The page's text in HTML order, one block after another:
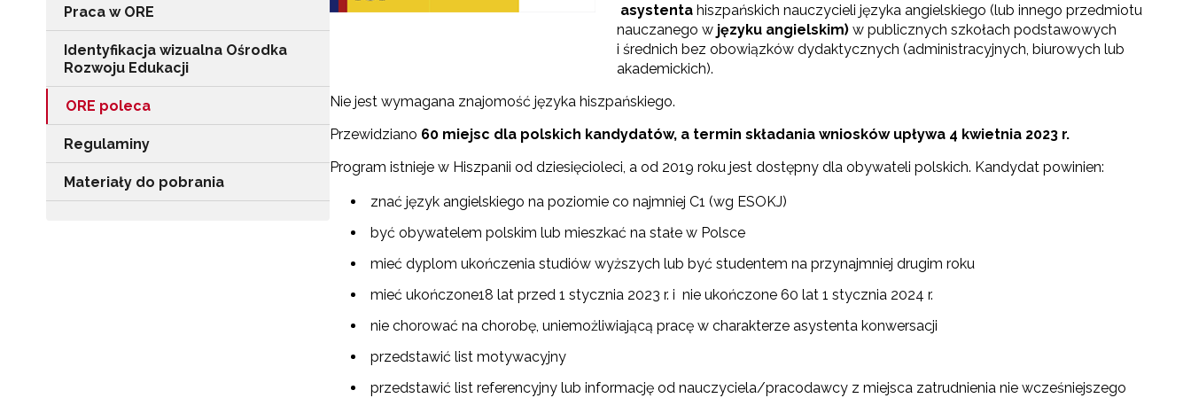
Praca w ORE
Identyfikacja wizualna Ośrodka
Rozwoju Edukacji
ORE poleca
Regulaminy
Materiały do pobrania
asystenta hiszpańskich nauczycieli języka angielskiego (lub innego przedmiotu
nauczanego w języku angielskim) w publicznych szkołach podstawowych
i średnich bez obowiązków dydaktycznych (administracyjnych, biurowych lub
akademickich).
Nie jest wymagana znajomość języka hiszpańskiego.
Przewidziano 60 miejsc dla polskich kandydatów, a termin składania wniosków upływa 4 kwietnia 2023 r.
Program istnieje w Hiszpanii od dziesięcioleci, a od 2019 roku jest dostępny dla obywateli polskich. Kandydat powinien:
znać język angielskiego na poziomie co najmniej C1 (wg ESOKJ)
być obywatelem polskim lub mieszkać na stałe w Polsce
mieć dyplom ukończenia studiów wyższych lub być studentem na przynajmniej drugim roku
mieć ukończone18 lat przed 1 stycznia 2023 r. i nie ukończone 60 lat 1 stycznia 2024 r.
nie chorować na chorobę, uniemożliwiającą pracę w charakterze asystenta konwersacji
przedstawić list motywacyjny
przedstawić list referencyjny lub informację od nauczyciela/pracodawcy z miejsca zatrudnienia nie wcześniejszego